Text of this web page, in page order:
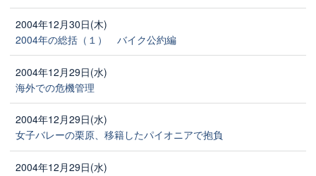
2004年12月30日(木)
2004年の総括（１） バイク公約編
2004年12月29日(水)
海外での危機管理
2004年12月29日(水)
女子バレーの栗原、移籍したパイオニアで抱負
2004年12月29日(水)